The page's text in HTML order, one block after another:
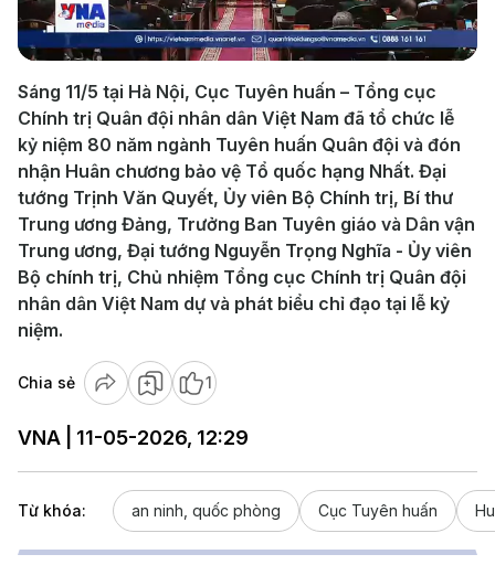
Video
Sáng 11/5 tại Hà Nội, Cục Tuyên huấn – Tổng cục
Chính trị Quân đội nhân dân Việt Nam đã tổ chức lễ
kỷ niệm 80 năm ngành Tuyên huấn Quân đội và đón
nhận Huân chương bảo vệ Tổ quốc hạng Nhất. Đại
tướng Trịnh Văn Quyết, Ủy viên Bộ Chính trị, Bí thư
Trung ương Đảng, Trưởng Ban Tuyên giáo và Dân vận
Trung ương, Đại tướng Nguyễn Trọng Nghĩa - Ủy viên
Bộ chính trị, Chủ nhiệm Tổng cục Chính trị Quân đội
nhân dân Việt Nam dự và phát biểu chỉ đạo tại lễ kỷ
niệm.
Chia sẻ 1
VNA | 11-05-2026, 12:29
Từ khóa: an ninh, quốc phòng Cục Tuyên huấn